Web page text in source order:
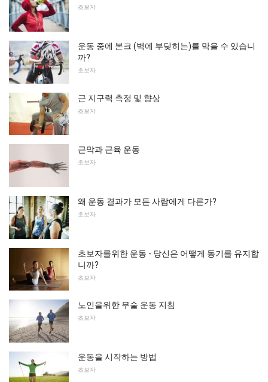
초보자
운동 중에 본크 (벽에 부딪히는)를 막을 수 있습니
까?
초보자
근 지구력 측정 및 향상
초보자
근막과 근육 운동
초보자
왜 운동 결과가 모든 사람에게 다른가?
초보자
초보자를위한 운동 - 당신은 어떻게 동기를 유지합
니까?
초보자
노인을위한 무술 운동 지침
초보자
운동을 시작하는 방법
초보자